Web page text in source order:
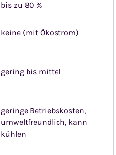
bis zu 80 %
keine (mit Ökostrom)
gering bis mittel
geringe Betriebskosten,
umweltfreundlich, kann
kühlen